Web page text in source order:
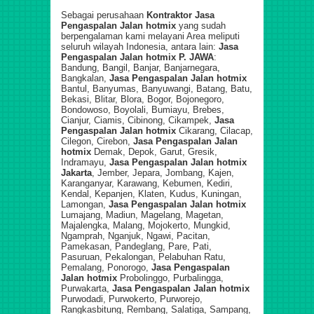
Sebagai perusahaan Kontraktor Jasa
Pengaspalan Jalan hotmix yang sudah
berpengalaman kami melayani Area meliputi
seluruh wilayah Indonesia, antara lain: Jasa
Pengaspalan Jalan hotmix P. JAWA:
Bandung, Bangil, Banjar, Banjarnegara,
Bangkalan, Jasa Pengaspalan Jalan hotmix
Bantul, Banyumas, Banyuwangi, Batang, Batu,
Bekasi, Blitar, Blora, Bogor, Bojonegoro,
Bondowoso, Boyolali, Bumiayu, Brebes,
Cianjur, Ciamis, Cibinong, Cikampek, Jasa
Pengaspalan Jalan hotmix Cikarang, Cilacap,
Cilegon, Cirebon, Jasa Pengaspalan Jalan
hotmix Demak, Depok, Garut, Gresik,
Indramayu, Jasa Pengaspalan Jalan hotmix
Jakarta, Jember, Jepara, Jombang, Kajen,
Karanganyar, Karawang, Kebumen, Kediri,
Kendal, Kepanjen, Klaten, Kudus, Kuningan,
Lamongan, Jasa Pengaspalan Jalan hotmix
Lumajang, Madiun, Magelang, Magetan,
Majalengka, Malang, Mojokerto, Mungkid,
Ngamprah, Nganjuk, Ngawi, Pacitan,
Pamekasan, Pandeglang, Pare, Pati,
Pasuruan, Pekalongan, Pelabuhan Ratu,
Pemalang, Ponorogo, Jasa Pengaspalan
Jalan hotmix Probolinggo, Purbalingga,
Purwakarta, Jasa Pengaspalan Jalan hotmix
Purwodadi, Purwokerto, Purworejo,
Rangkasbitung, Rembang, Salatiga, Sampang,